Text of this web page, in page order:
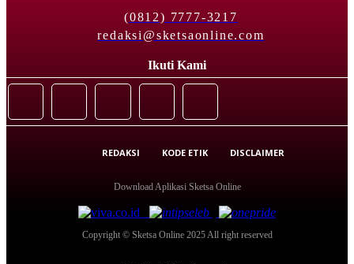
(0812) 7777-3217
redaksi@sketsaonline.com
Ikuti Kami
REDAKSI KODE ETIK DISCLAIMER
Download Aplikasi Sketsa Online
Copyright © Sketsa Online 2025 All right reserved